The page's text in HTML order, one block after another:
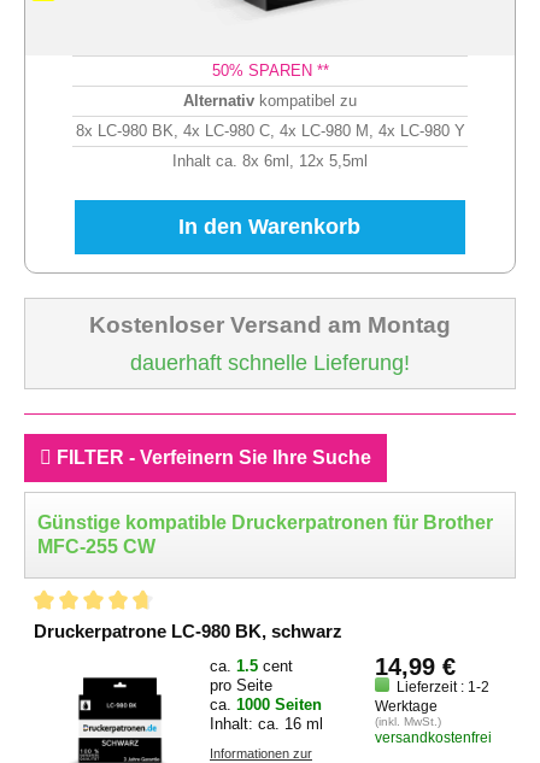
50% SPAREN **
Alternativ kompatibel zu
8x LC-980 BK, 4x LC-980 C, 4x LC-980 M, 4x LC-980 Y
Inhalt ca. 8x 6ml, 12x 5,5ml
In den Warenkorb
Kostenloser Versand am Montag
dauerhaft schnelle Lieferung!
FILTER - Verfeinern Sie Ihre Suche
Günstige kompatible Druckerpatronen für Brother
MFC-255 CW
Druckerpatrone LC-980 BK, schwarz
ca. 1.5 cent
pro Seite
ca. 1000 Seiten
Inhalt: ca. 16 ml
Informationen zur
14,99 €
Lieferzeit : 1-2
Werktage
(inkl. MwSt.)
versandkostenfrei